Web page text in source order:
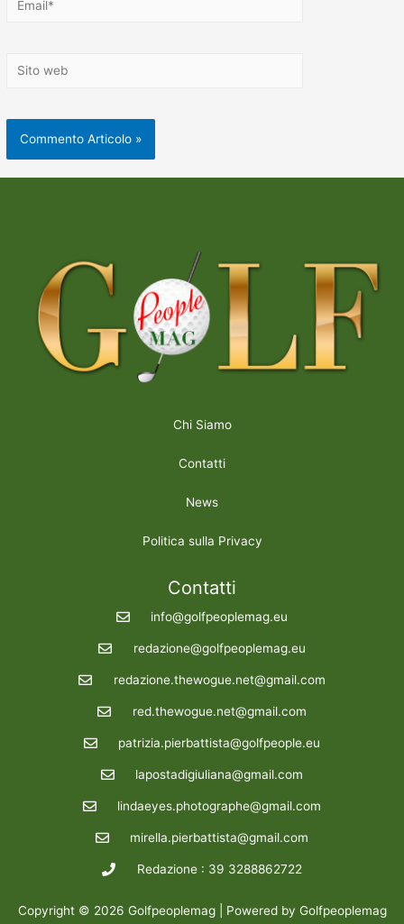
Chi Siamo
Contatti
News
Politica sulla Privacy
Contatti
info@golfpeoplemag.eu
redazione@golfpeoplemag.eu
redazione.thewogue.net@gmail.com
red.thewogue.net@gmail.com
patrizia.pierbattista@golfpeople.eu
lapostadigiuliana@gmail.com
lindaeyes.photographe@gmail.com
mirella.pierbattista@gmail.com
Redazione : 39 3288862722
Copyright © 2026 Golfpeoplemag | Powered by Golfpeoplemag